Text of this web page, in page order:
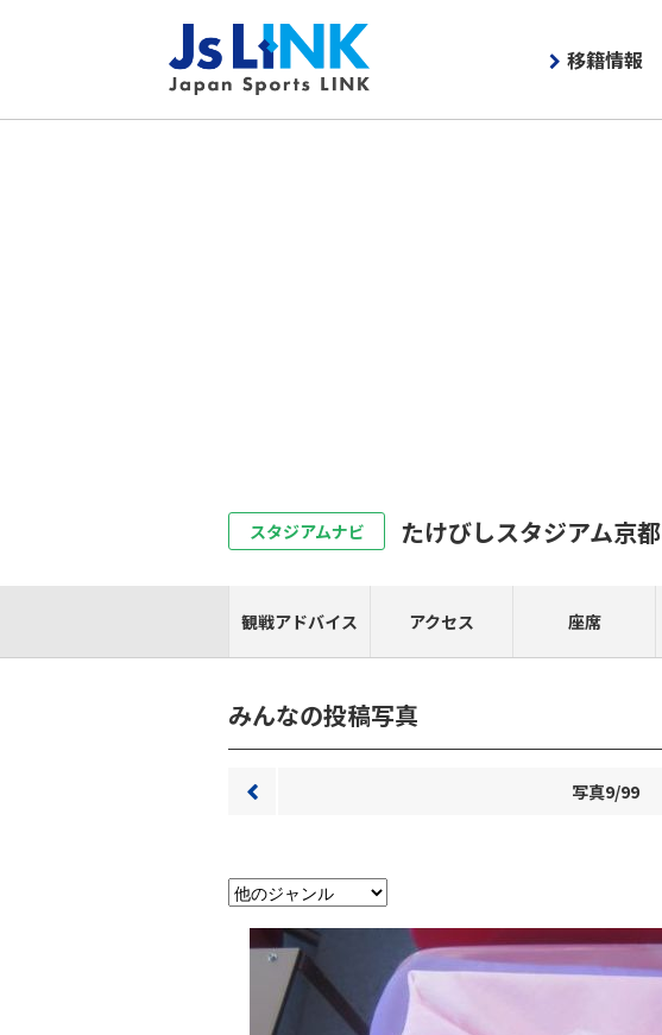
移籍情報
スタジアムナビ たけびしスタジアム京都
観戦アドバイス アクセス 座席
みんなの投稿写真
写真9/99